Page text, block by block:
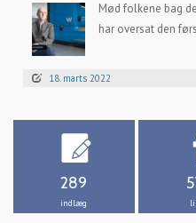
Mød folkene bag
har oversat den
18. marts 2022
289
indlæg